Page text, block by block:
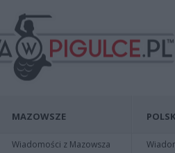
MAZOWSZE
Wiadomości z Mazowsza